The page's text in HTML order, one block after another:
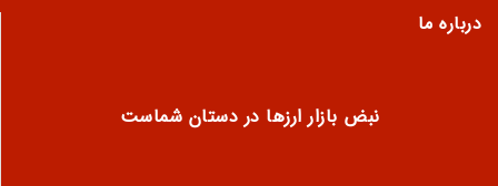
درباره ما
نبض بازار ارزها در دستان شماست